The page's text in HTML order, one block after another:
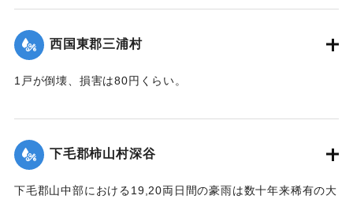
｜固有コード: 00275071
西国東郡三浦村
1戸が倒壊、損害は80円くらい。
｜固有コード:00275064
下毛郡柿山村深谷
下毛郡山中部における19,20両日間の豪雨は数十年来稀有の大